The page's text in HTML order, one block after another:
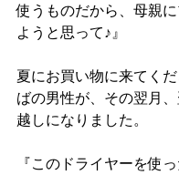
使うものだから、母親
ようと思って♪』
夏にお買い物に来てく
ばの男性が、その翌月
越しになりました。
『このドライヤーを使